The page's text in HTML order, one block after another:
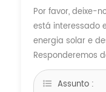
Por favor, deixe-
está interessado
energia solar e
Responderemos
Assunto :